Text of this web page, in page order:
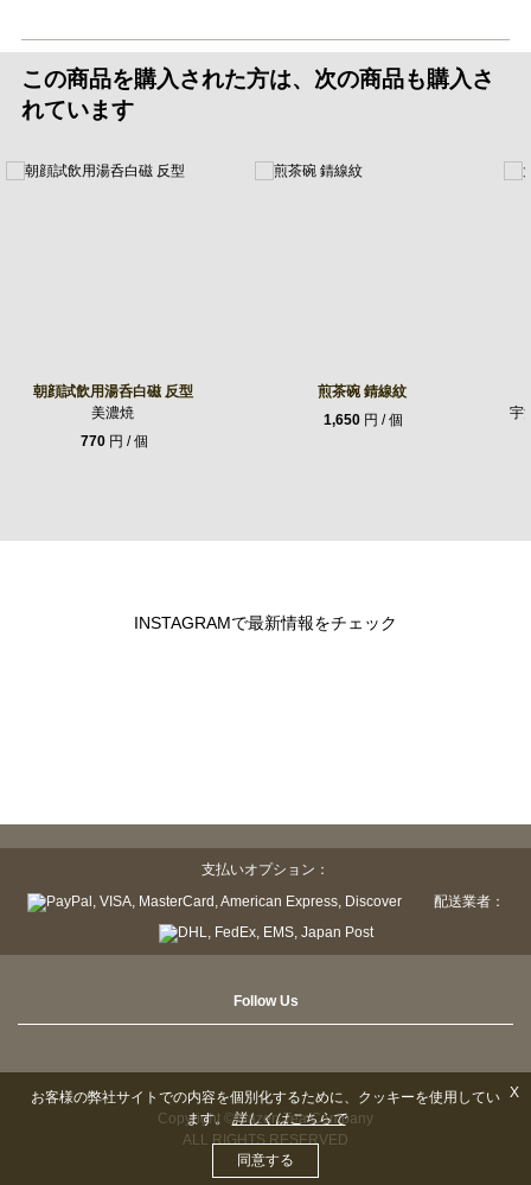
この商品を購入された方は、次の商品も購入さ
れています
朝顔試飲用湯呑白磁 反型
美濃焼
770円 / 個
煎茶碗 錆線紋
1,650円 / 個 宇
INSTAGRAMで最新情報をチェック
支払いオプション：
配送業者：
Follow Us
Copyright © Sazen Tea Company
ALL RIGHTS RESERVED
X
お客様の弊社サイトでの内容を個別化するために、クッキーを使用してい
ます。詳しくはこちらで
同意する